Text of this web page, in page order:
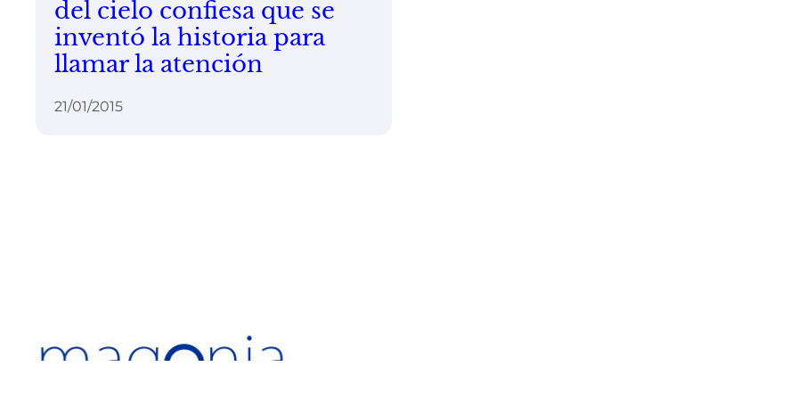
del cielo confiesa que se
inventó la historia para
llamar la atención
21/01/2015